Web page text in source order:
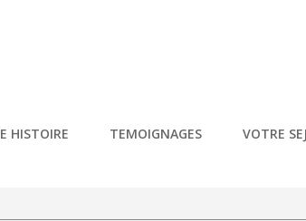
HISTOIRE TEMOIGNAGES VOTRE